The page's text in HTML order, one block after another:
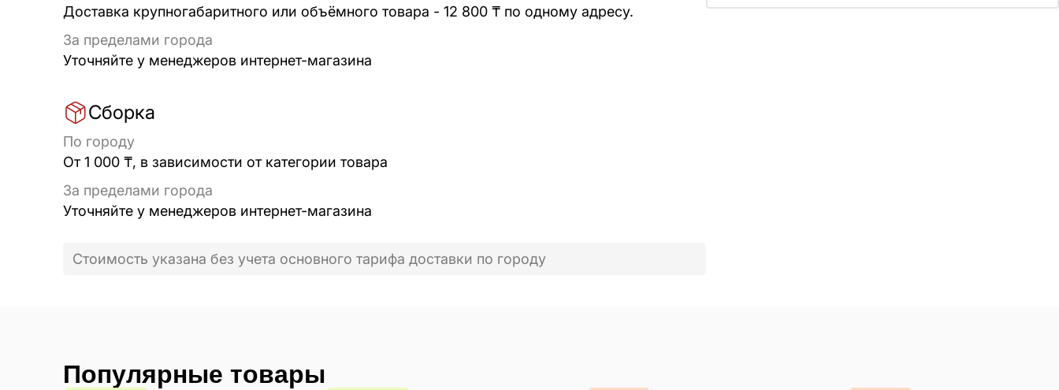
Доставка крупногабаритного или объёмного товара - 12 800 ₸ по одному адресу.
За пределами города
Уточняйте у менеджеров интернет-магазина
Сборка
По городу
От 1 000 ₸, в зависимости от категории товара
За пределами города
Уточняйте у менеджеров интернет-магазина
Стоимость указана без учета основного тарифа доставки по городу
Популярные товары